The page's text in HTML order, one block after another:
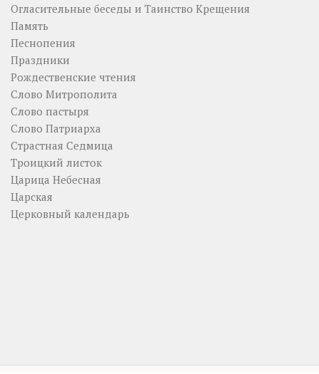
Огласительные беседы и Таинство Крещения
Память
Песнопения
Праздники
Рождественские чтения
Слово Митрополита
Слово пастыря
Слово Патриарха
Страстная Седмица
Троицкий листок
Царица Небесная
Царская
Церковный календарь